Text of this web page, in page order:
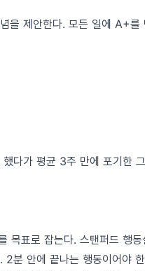
제안한다. 모든 일에 A+를
다가 평균 3주 만에 포기한
목표로 잡는다. 스탠퍼드 행동
분 안에 끝나는 행동이어야